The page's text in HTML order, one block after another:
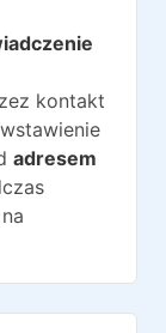
kontakt
adresem